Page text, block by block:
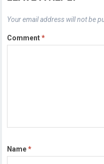
Your email address will not be
Comment*
Name*